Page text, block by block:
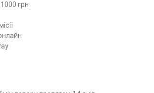
грн